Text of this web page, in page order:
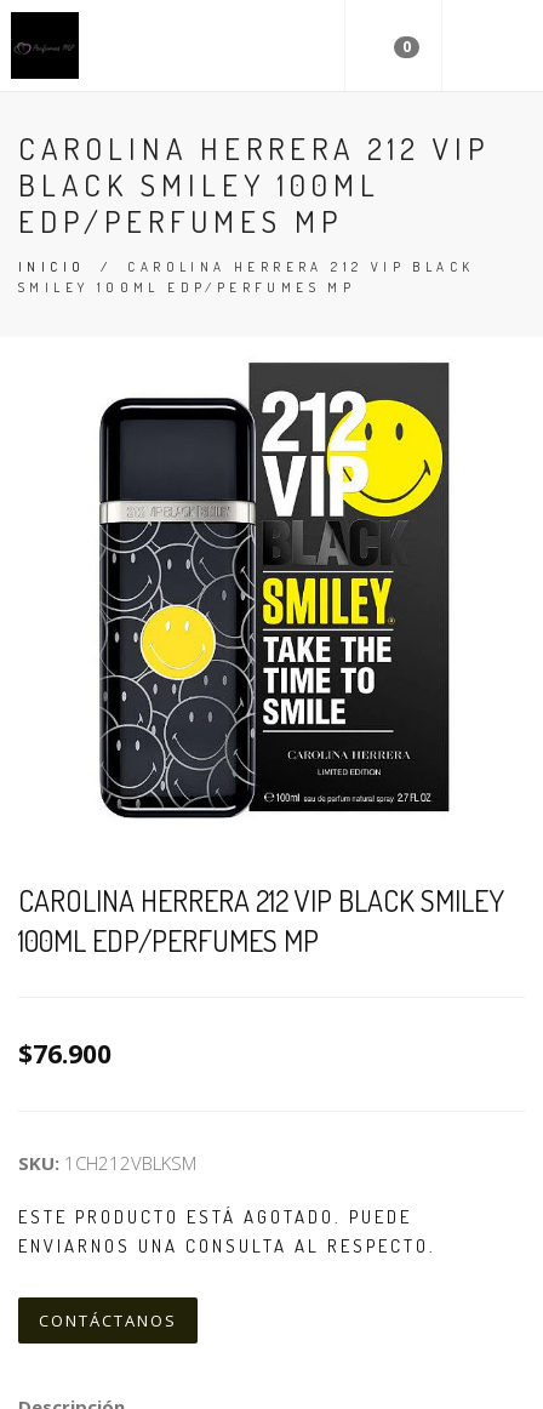
0
CAROLINA HERRERA 212 VIP
BLACK SMILEY 100ML
EDP/PERFUMES MP
INICIO / CAROLINA HERRERA 212 VIP BLACK
SMILEY 100ML EDP/PERFUMES MP
CAROLINA HERRERA 212 VIP BLACK SMILEY
100ML EDP/PERFUMES MP
$76.900
SKU: 1CH212VBLKSM
ESTE PRODUCTO ESTÁ AGOTADO. PUEDE
ENVIARNOS UNA CONSULTA AL RESPECTO.
CONTÁCTANOS